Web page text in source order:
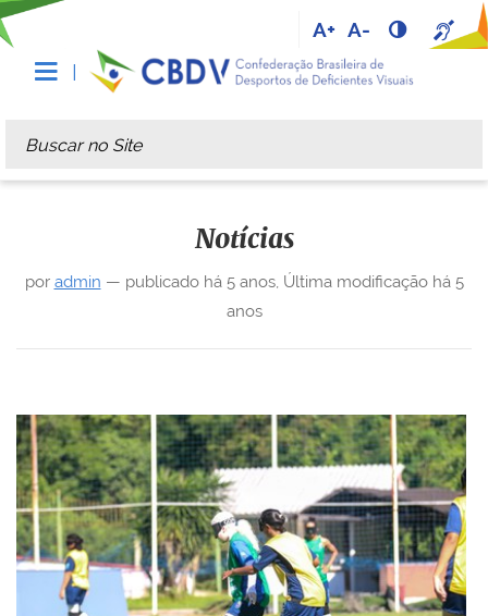
A+ A-
Busca
Busca Avançada…
Notícias
por admin — publicado há 5 anos, Última modificação há 5
anos